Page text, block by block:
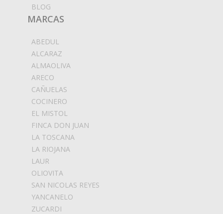
BLOG
MARCAS
ABEDUL
ALCARAZ
ALMAOLIVA
ARECO
CAÑUELAS
COCINERO
EL MISTOL
FINCA DON JUAN
LA TOSCANA
LA RIOJANA
LAUR
OLIOVITA
SAN NICOLAS REYES
YANCANELO
ZUCARDI